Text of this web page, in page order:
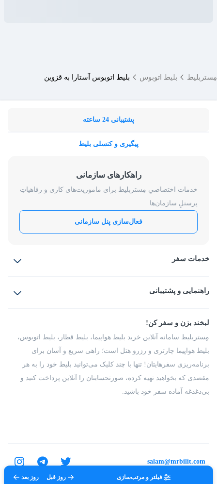
فیلتر و مرتب‌سازی روز قبل روز بعد
مِستربلیط بلیط اتوبوس بلیط اتوبوس آستارا به قزوین
پشتیبانی 24 ساعته
پیگیری و کنسلی بلیط
راهکارهای سازمانی
خدمات اختصاصیِ مِستربلیط برای ماموریت‌های کاری و رفاهیاتِ
پرسنلِ سازمان‌ها
فعال‌سازی پنل سازمانی
خدمات سفر
بلیط قطار
راهنمایی و پشتیبانی
شرایط و مقررات
راهکار سازمانی
فرصت‌های شغلی
درباره ما
لبخند بزن و سفر کن!
مِستربلیط سامانه آنلاین خرید بلیط هواپیما، بلیط قطار، بلیط اتوبوس،
بلیط هواپیما چارتری و رزرو هتل است؛ راهی سریع و آسان برای
برنامه‌ریزی سفرهایتان! تنها با چند کلیک می‌توانید بلیط خود را به هر
مقصدی که بخواهید تهیه کرده، صورتحسابتان را آنلاین پرداخت کنید و
بی‌دغدغه آماده سفر خود باشید.
تمامی حقوق برای شرکت عتیق گشت اصفهان محفوظ است.
salam@mrbilit.com